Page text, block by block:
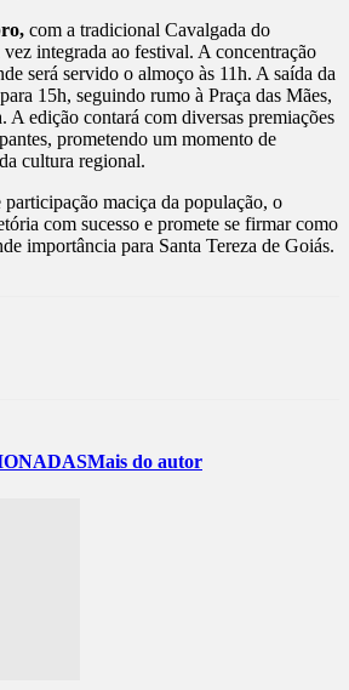
com a tradicional Cavalgada do
integrada ao festival. A concentração
será servido o almoço às 11h. A saída da
15h, seguindo rumo à Praça das Mães,
A edição contará com diversas premiações
prometendo um momento de
cultura regional.
participação maciça da população, o
com sucesso e promete se firmar como
importância para Santa Tereza de Goiás.
Mais do autor